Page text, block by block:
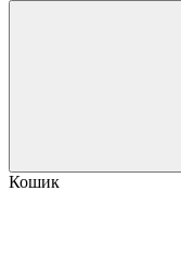
Кошик